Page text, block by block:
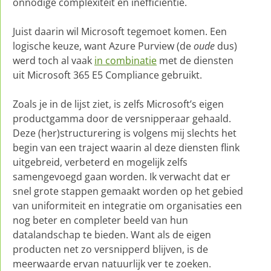
Juist daarin wil Microsoft tegemoet komen. Een
logische keuze, want Azure Purview (deoude dus)
werd toch al vaak in combinatie met de diensten
uit Microsoft 365 E5 Compliance gebruikt.
Zoals je in de lijst ziet, is zelfs Microsoft’s eigen
productgamma door de versnipperaar gehaald.
Deze (her)structurering is volgens mij slechts het
begin van een traject waarin al deze diensten flink
uitgebreid, verbeterd en mogelijk zelfs
samengevoegd gaan worden. Ik verwacht dat er
snel grote stappen gemaakt worden op het gebied
van uniformiteit en integratie om organisaties een
nog beter en completer beeld van hun
datalandschap te bieden. Want als de eigen
producten net zo versnipperd blijven, is de
meerwaarde ervan natuurlijk ver te zoeken.